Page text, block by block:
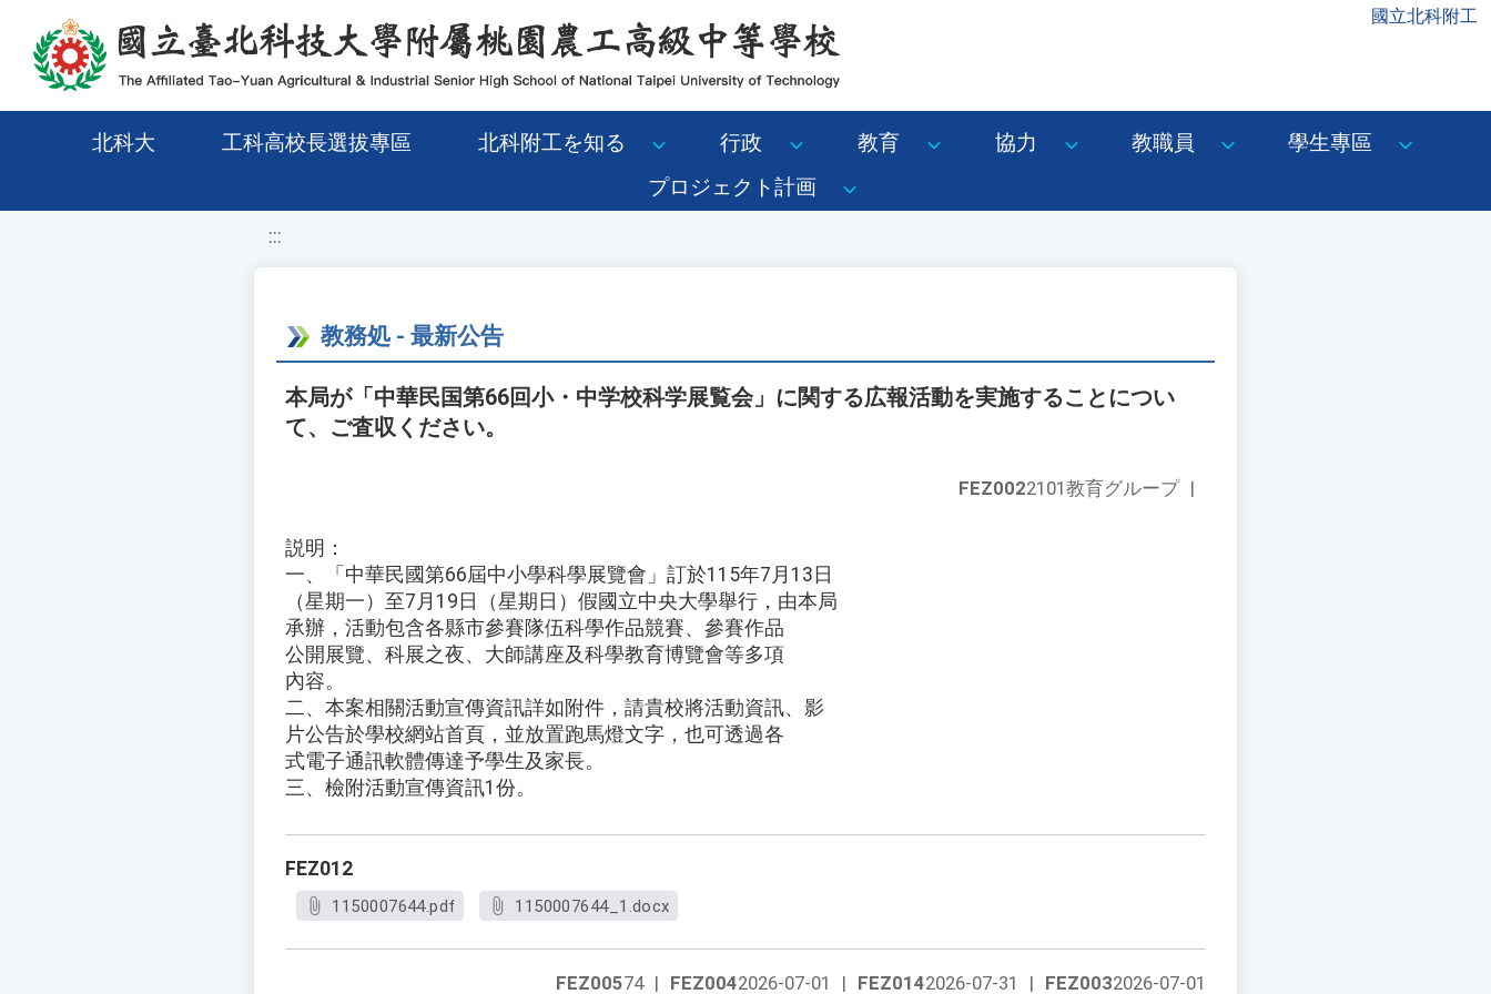
移至網頁之主要內容區位置 國立北科附工
北科大 工科高校長選拔專區 北科附工を知る 行政 教育 協力 教職員
學生專區
プロジェクト計画
:::
教務処 - 最新公告
本局が「中華民国第66回小・中学校科学展覧会」に関する広報活動を実施することについ
て、ご査収ください。
FEZ0022101教育グループ |
説明：
一、「中華民國第66屆中小學科學展覽會」訂於115年7月13日
（星期一）至7月19日（星期日）假國立中央大學舉行，由本局
承辦，活動包含各縣市參賽隊伍科學作品競賽、參賽作品
公開展覽、科展之夜、大師講座及科學教育博覽會等多項
內容。
二、本案相關活動宣傳資訊詳如附件，請貴校將活動資訊、影
片公告於學校網站首頁，並放置跑馬燈文字，也可透過各
式電子通訊軟體傳達予學生及家長。
三、檢附活動宣傳資訊1份。
FEZ012
1150007644.pdf 1150007644_1.docx
FEZ0032026-07-01
FEZ0142026-07-31 |
FEZ0042026-07-01 |
FEZ00574 |